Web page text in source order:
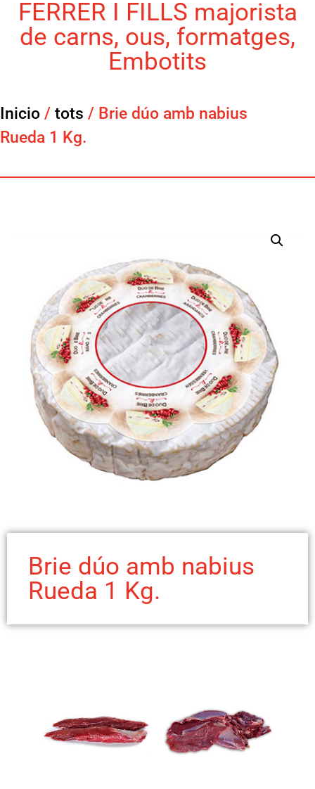
FERRER I FILLS majorista
de carns, ous, formatges,
Embotits
Inicio / tots / Brie dúo amb nabius
Rueda 1 Kg.
Brie dúo amb nabius
Rueda 1 Kg.